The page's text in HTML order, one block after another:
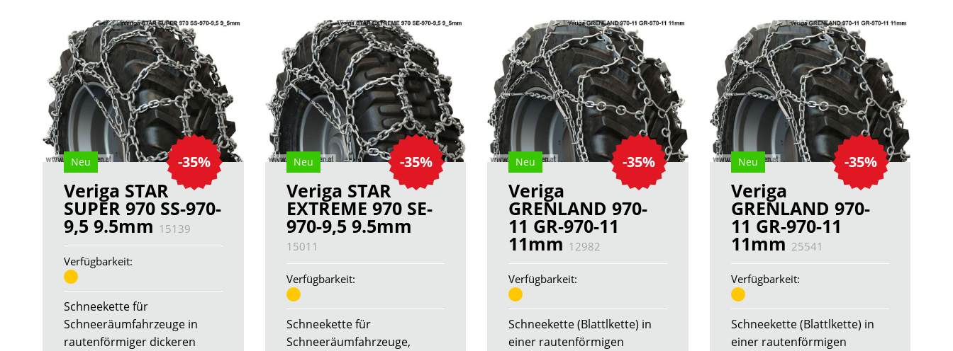
-35%
Neu
Veriga STAR
SUPER 970 SS-970-
9,5 9.5mm 15139
Verfügbarkeit:
Schneekette für
Schneeräumfahrzeuge in
rautenförmiger dickeren
-35%
Neu
Veriga STAR
EXTREME 970 SE-
970-9,5 9.5mm
15011
Verfügbarkeit:
Schneekette für
Schneeräumfahrzeuge,
-35%
Neu
Veriga
GRENLAND 970-
11 GR-970-11
11mm 12982
Verfügbarkeit:
Schneekette (Blattlkette) in
einer rautenförmigen
-35%
Neu
Veriga
GRENLAND 970-
11 GR-970-11
11mm 25541
Verfügbarkeit:
Schneekette (Blattlkette) in
einer rautenförmigen